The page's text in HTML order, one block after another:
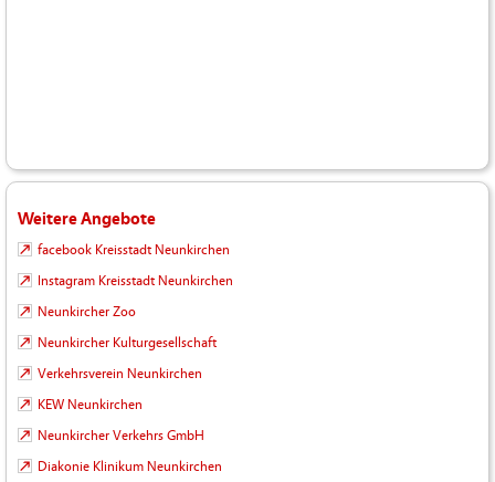
Weitere Angebote
facebook Kreisstadt Neunkirchen
Instagram Kreisstadt Neunkirchen
Neunkircher Zoo
Neunkircher Kulturgesellschaft
Verkehrsverein Neunkirchen
KEW Neunkirchen
Neunkircher Verkehrs GmbH
Diakonie Klinikum Neunkirchen